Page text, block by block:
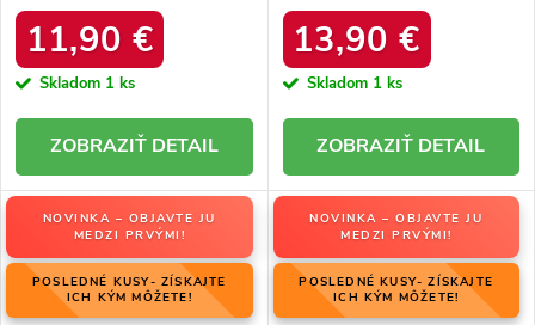
11,90 €
Skladom 1 ks
DETAIL
BLACK
13,90 €
Skladom 1 ks
DETAIL
NOVINKA – OBJAVTE JU
MEDZI PRVÝMI!
POSLEDNÉ KUSY- ZÍSKAJTE
ICH KÝM MÔŽETE!
NOVINKA – OBJAVTE JU
MEDZI PRVÝMI!
POSLEDNÉ KUSY- ZÍSKAJTE
ICH KÝM MÔŽETE!